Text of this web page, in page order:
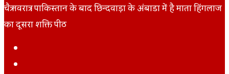
चैत्र नवरात्र : पाकिस्तान के बाद छिन्दवाड़ा के अंबाडा में है माता हिंगलाज
का दूसरा शक्ति पीठ